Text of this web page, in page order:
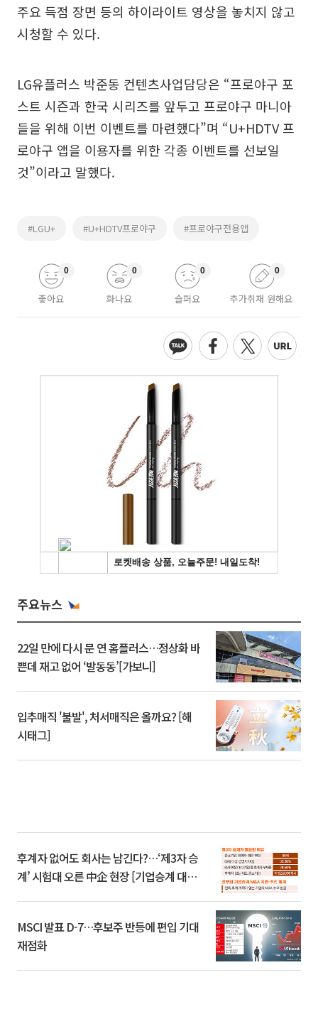
주요 득점 장면 등의 하이라이트 영상을 놓치지 않고
시청할 수 있다.
LG유플러스 박준동 컨텐츠사업담당은 “프로야구 포
스트 시즌과 한국 시리즈를 앞두고 프로야구 마니아
들을 위해 이번 이벤트를 마련했다”며 “U+HDTV 프
로야구 앱을 이용자를 위한 각종 이벤트를 선보일
것”이라고 말했다.
#LGU+ #U+HDTV프로야구 #프로야구전용앱
좋아요
0
화나요
0
슬퍼요
0
추가취재 원해요
0
주요뉴스
22일 만에 다시 문 연 홈플러스…정상화 바
쁜데 재고 없어 ‘발동동’[가보니]
입추매직 '불발', 처서매직은 올까요? [해
시태그]
후계자 없어도 회사는 남긴다?…‘제3자 승
계’ 시험대 오른 中企 현장 [기업승계 대전
MSCI 발표 D-7…후보주 반등에 편입 기대
재점화